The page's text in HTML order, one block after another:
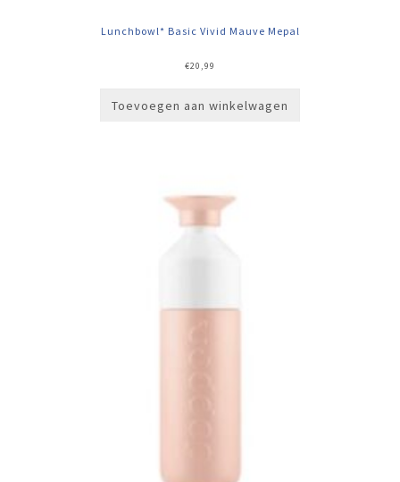
Lunchbowl* Basic Vivid Mauve Mepal
€20,99
Toevoegen aan winkelwagen